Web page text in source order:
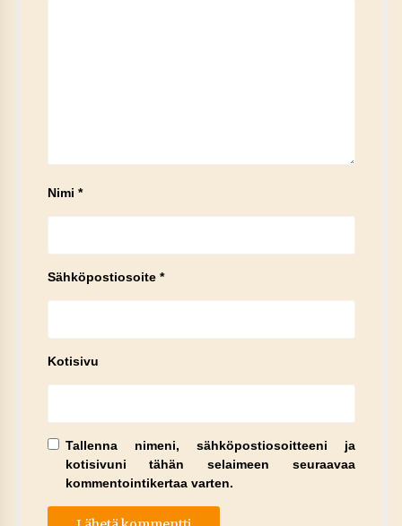
Nimi *
Sähköpostiosoite *
Kotisivu
Tallenna nimeni, sähköpostiosoitteeni ja
kotisivuni tähän selaimeen seuraavaa
kommentointikertaa varten.